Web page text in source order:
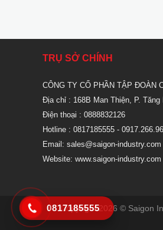
TRỤ SỞ CHÍNH
CÔNG TY CỔ PHẦN TẬP ĐOÀN
Địa chỉ : 168B Man Thiện, P.
Điện thoại : 0888832126
Hotline : 0817185555 -
Email: sales@saigon-industry.com
Website: www.saigon-industry.com
Copyright 2026 © Saigon
0817185555